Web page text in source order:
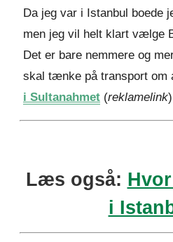
Da jeg var i Istanbul boede
men jeg vil helt klart vælge
Det er bare nemmere og
skal tænke på transport om
i Sultanahmet (reklamelink
Læs også:
i